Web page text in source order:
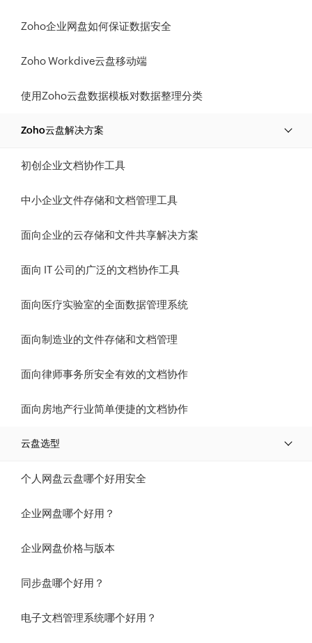
Zoho企业网盘如何保证数据安全
Zoho Workdive云盘移动端
使用Zoho云盘数据模板对数据整理分类
Zoho云盘解决方案
初创企业文档协作工具
中小企业文件存储和文档管理工具
面向企业的云存储和文件共享解决方案
面向 IT 公司的广泛的文档协作工具
面向医疗实验室的全面数据管理系统
面向制造业的文件存储和文档管理
面向律师事务所安全有效的文档协作
面向房地产行业简单便捷的文档协作
云盘选型
个人网盘云盘哪个好用安全
企业网盘哪个好用？
企业网盘价格与版本
同步盘哪个好用？
电子文档管理系统哪个好用？